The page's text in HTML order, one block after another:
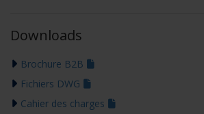
Downloads
Brochure B2B
Fichiers DWG
Cahier des charges